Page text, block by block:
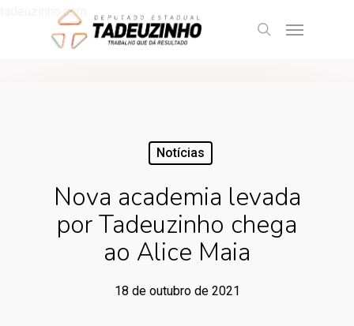
tadeuzinho.com
Notícias
Nova academia levada
por Tadeuzinho chega
ao Alice Maia
18 de outubro de 2021